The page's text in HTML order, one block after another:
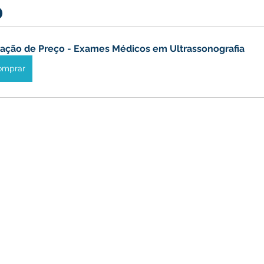
Públicas
Parlamentar Convênios e Parcerias Nota de
Festival do Milho Agricultura Limpeza pública
de Preço - Exames Médicos em Ultrassonografia